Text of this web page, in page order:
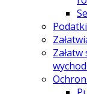
Podatki